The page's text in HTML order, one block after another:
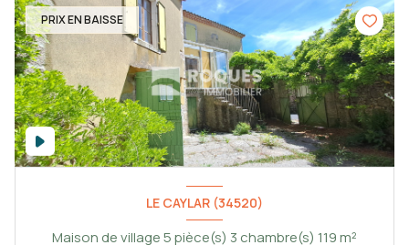
PRIX EN BAISSE
LE CAYLAR (34520)
Maison de village 5 pièce(s) 3 chambre(s) 119 m²